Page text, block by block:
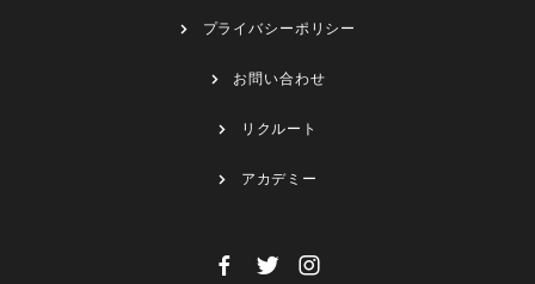
プライバシーポリシー
お問い合わせ
リクルート
アカデミー